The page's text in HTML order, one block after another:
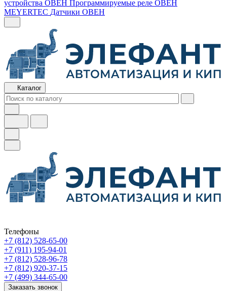
устройства ОВЕН Программируемые реле ОВЕН
MEYERTEC Датчики ОВЕН
Каталог
Телефоны
+7 (812) 528-65-00
+7 (911) 195-94-01
+7 (812) 528-96-78
+7 (812) 920-37-15
+7 (499) 344-65-00
Заказать звонок